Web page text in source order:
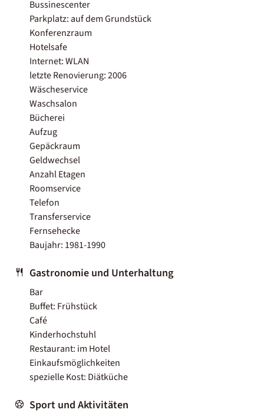
Bussinescenter
Parkplatz: auf dem Grundstück
Konferenzraum
Hotelsafe
Internet: WLAN
letzte Renovierung: 2006
Wäscheservice
Waschsalon
Bücherei
Aufzug
Gepäckraum
Geldwechsel
Anzahl Etagen
Roomservice
Telefon
Transferservice
Fernsehecke
Baujahr: 1981-1990
Gastronomie und Unterhaltung
Bar
Buffet: Frühstück
Café
Kinderhochstuhl
Restaurant: im Hotel
Einkaufsmöglichkeiten
spezielle Kost: Diätküche
Sport und Aktivitäten